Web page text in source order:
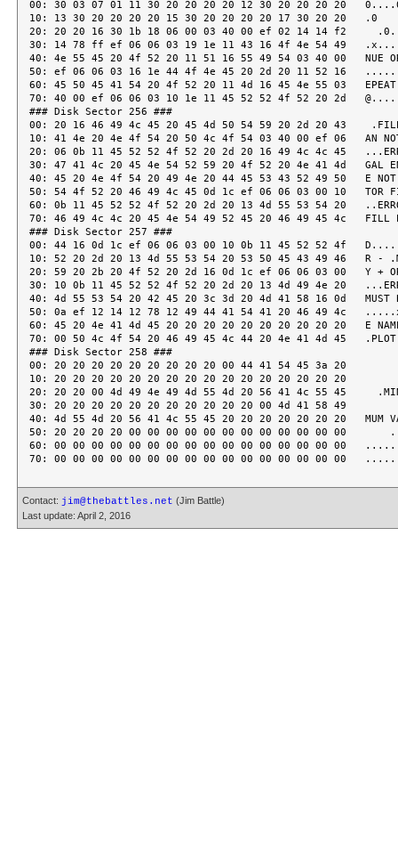
Contact: jim@thebattles.net (Jim Battle)
Last update: April 2, 2016